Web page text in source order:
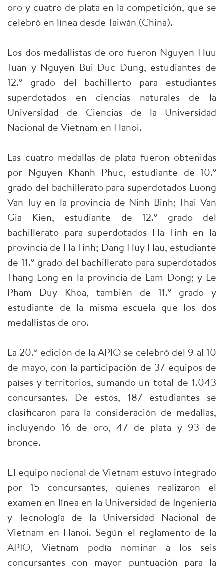
oro y cuatro de plata en la competición, que se
celebró en línea desde Taiwán (China).
Los dos medallistas de oro fueron Nguyen Huu
Tuan y Nguyen Bui Duc Dung, estudiantes de
12.º grado del bachillerto para estudiantes
superdotados en ciencias naturales de la
Universidad de Ciencias de la Universidad
Nacional de Vietnam en Hanoi.
Las cuatro medallas de plata fueron obtenidas
por Nguyen Khanh Phuc, estudiante de 10.º
grado del bachillerato para superdotados Luong
Van Tuy en la provincia de Ninh Binh; Thai Van
Gia Kien, estudiante de 12.º grado del
bachillerato para superdotados Ha Tinh en la
provincia de Ha Tinh; Dang Huy Hau, estudiante
de 11.º grado del bachillerato para superdotados
Thang Long en la provincia de Lam Dong; y Le
Pham Duy Khoa, también de 11.º grado y
estudiante de la misma escuela que los dos
medallistas de oro.
La 20.ª edición de la APIO se celebró del 9 al 10
de mayo, con la participación de 37 equipos de
países y territorios, sumando un total de 1.043
concursantes. De estos, 187 estudiantes se
clasificaron para la consideración de medallas,
incluyendo 16 de oro, 47 de plata y 93 de
bronce.
El equipo nacional de Vietnam estuvo integrado
por 15 concursantes, quienes realizaron el
examen en línea en la Universidad de Ingeniería
y Tecnología de la Universidad Nacional de
Vietnam en Hanoi. Según el reglamento de la
APIO, Vietnam podía nominar a los seis
concursantes con mayor puntuación para la